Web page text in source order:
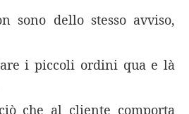
sono dello stesso avviso,
i piccoli ordini qua e là
che al cliente comporta